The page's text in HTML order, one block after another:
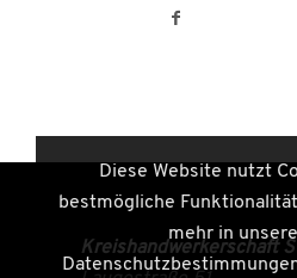
Kreishandwerkerschaft
Diese Website nutzt
bestmögliche
mehr in